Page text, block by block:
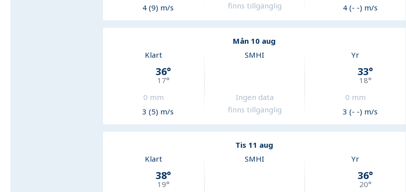
4 (9) m/s
finns tillgänglig
4 (- -) m/s
Mån 10 aug
Klart
36°
17°
0 mm
3 (5) m/s
SMHI
Ingen data
finns tillgänglig
Yr
33°
18°
0 mm
3 (- -) m/s
Tis 11 aug
Klart
38°
19°
SMHI Yr
36°
20°